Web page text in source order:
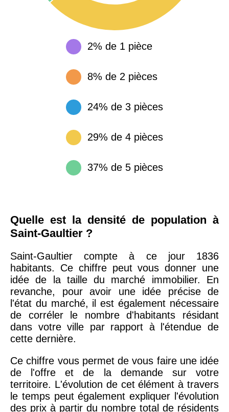
2% de 1 pièce
8% de 2 pièces
24% de 3 pièces
29% de 4 pièces
37% de 5 pièces
Quelle est la densité de population à
Saint-Gaultier ?
Saint-Gaultier compte à ce jour 1836
habitants. Ce chiffre peut vous donner une
idée de la taille du marché immobilier. En
revanche, pour avoir une idée précise de
l'état du marché, il est également nécessaire
de corréler le nombre d'habitants résidant
dans votre ville par rapport à l'étendue de
cette dernière.
Ce chiffre vous permet de vous faire une idée
de l'offre et de la demande sur votre
territoire. L'évolution de cet élément à travers
le temps peut également expliquer l'évolution
des prix à partir du nombre total de résidents